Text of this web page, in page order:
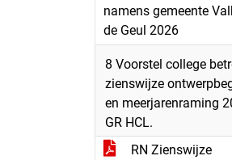
namens gemeente
de Geul 2026
8 Voorstel college
zienswijze
en meerjarenraming
GR HCL.
RN Zienswijze